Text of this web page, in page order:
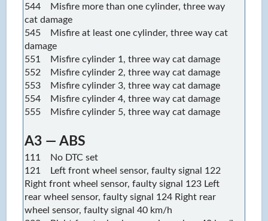
544 Misfire more than one cylinder, three way
cat damage
545 Misfire at least one cylinder, three way cat
damage
551 Misfire cylinder 1, three way cat damage
552 Misfire cylinder 2, three way cat damage
553 Misfire cylinder 3, three way cat damage
554 Misfire cylinder 4, three way cat damage
555 Misfire cylinder 5, three way cat damage
A3 — ABS
111 No DTC set
121 Left front wheel sensor, faulty signal 122
Right front wheel sensor, faulty signal 123 Left
rear wheel sensor, faulty signal 124 Right rear
wheel sensor, faulty signal 40 km/h